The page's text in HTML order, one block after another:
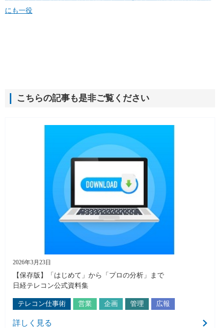
にも一役
こちらの記事も是非ご覧ください
2026年3月23日
【保存版】「はじめて」から「プロの分析」まで
日経テレコン公式資料集
テレコン仕事術 営業 企画 管理 広報
詳しく見る